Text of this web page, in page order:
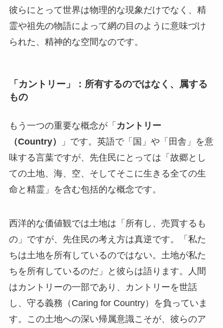
彼らにとって世界は物理的な現象だけでなく、精
霊や祖先の物語によって網の目のように意味づけ
られた、精神的な空間なのです。
「カントリー」：所有するのではなく、属する
もの
もう一つの重要な概念が「 カントリー
（Country）
」です。英語で「国」や「田舎」を意
味する言葉ですが、先住民にとっては「故郷とし
ての土地、海、空、そしてそこに生きる全ての生
命と精霊」を含む包括的な概念です。
西洋的な価値観では土地は「所有し、売買するも
の」ですが、先住民の考え方は真逆です。「私た
ちは土地を所有しているのではない。土地が私た
ちを所有しているのだ」と彼らは語ります。人間
はカントリーの一部であり、カントリーを世話
し、守る義務（Caring for Country）を負っていま
す。この土地への深い帰属意識こそが、彼らのア